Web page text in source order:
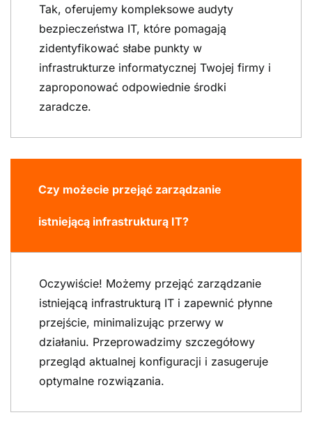
Tak, oferujemy kompleksowe audyty
bezpieczeństwa IT, które pomagają
zidentyfikować słabe punkty w
infrastrukturze informatycznej Twojej firmy i
zaproponować odpowiednie środki
zaradcze.
Czy możecie przejąć zarządzanie
istniejącą infrastrukturą IT?
Oczywiście! Możemy przejąć zarządzanie
istniejącą infrastrukturą IT i zapewnić płynne
przejście, minimalizując przerwy w
działaniu. Przeprowadzimy szczegółowy
przegląd aktualnej konfiguracji i zasugeruje
optymalne rozwiązania.